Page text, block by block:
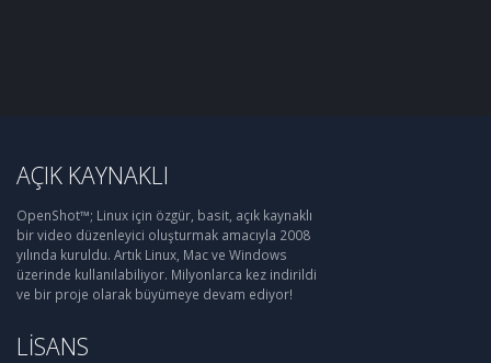
AÇIK KAYNAKLI
OpenShot™; Linux için özgür, basit, açık kaynaklı
bir video düzenleyici oluşturmak amacıyla 2008
yılında kuruldu. Artık Linux, Mac ve Windows
üzerinde kullanılabiliyor. Milyonlarca kez indirildi
ve bir proje olarak büyümeye devam ediyor!
LISANS